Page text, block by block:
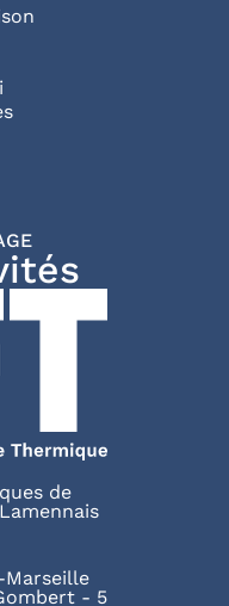
de
Marseille
- 5